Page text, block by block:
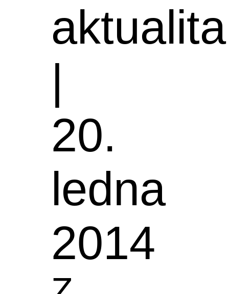
aktualita
|
20.
ledna
2014